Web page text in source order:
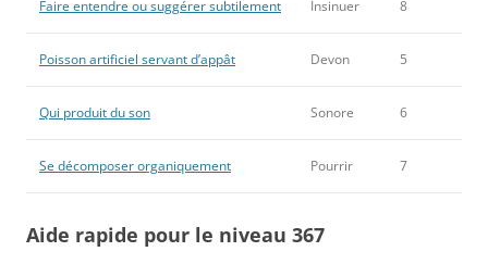
Faire entendre ou suggérer subtilement Insinuer 8
Poisson artificiel servant d’appât Devon 5
Qui produit du son Sonore 6
Se décomposer organiquement Pourrir 7
Aide rapide pour le niveau 367